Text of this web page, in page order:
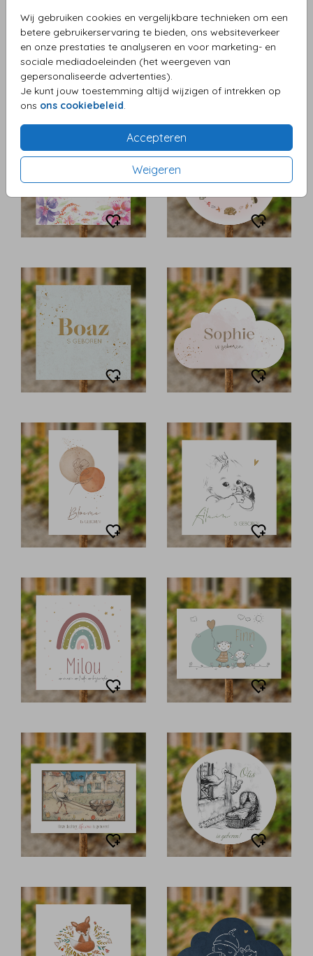
Wij gebruiken cookies en vergelijkbare technieken om een
betere gebruikerservaring te bieden, ons websiteverkeer
en onze prestaties te analyseren en voor marketing- en
sociale mediadoeleinden (het weergeven van
gepersonaliseerde advertenties).
Je kunt jouw toestemming altijd wijzigen of intrekken op
ons ons cookiebeleid.
Accepteren
Weigeren